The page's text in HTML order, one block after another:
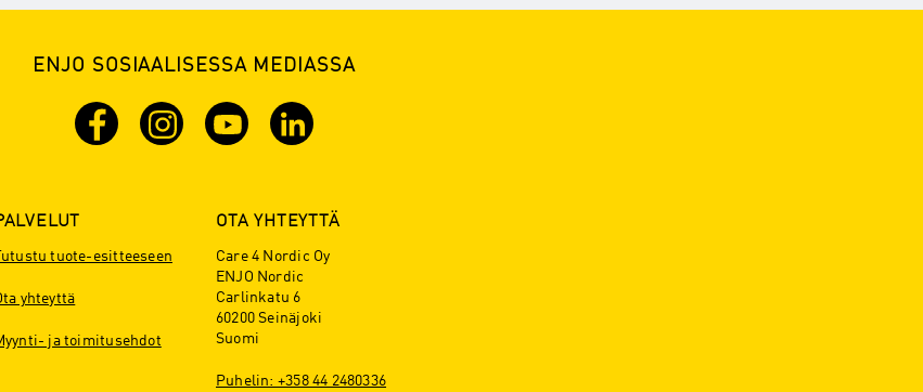
ENJO SOSIAALISESSA MEDIASSA
tuote-esitteeseen
yhteyttä
ja toimitusehdot
OTA YHTEYTTÄ
Care 4 Nordic Oy
ENJO Nordic
Carlinkatu 6
60200 Seinäjoki
Suomi
Puhelin: +358 44 2480336